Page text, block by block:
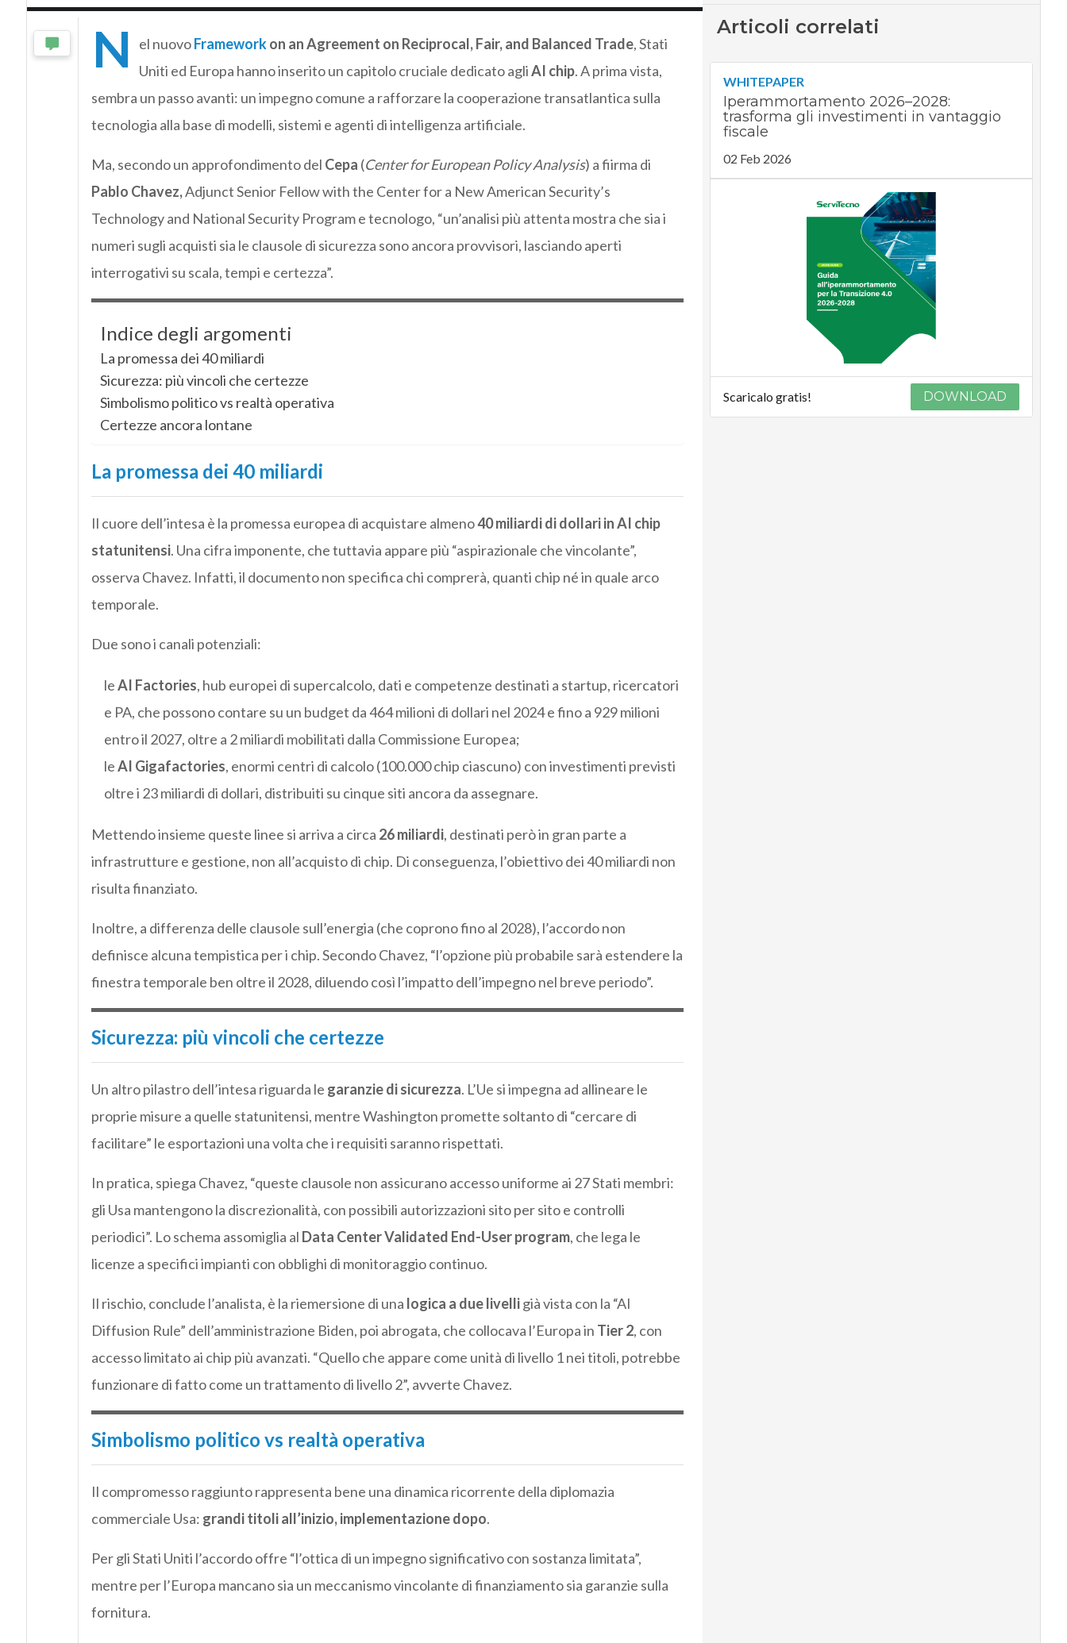
N el nuovoFrameworkon an Agreement on Reciprocal, Fair, and Balanced Trade, Stati
Uniti ed Europa hanno inserito un capitolo cruciale dedicato agliAI chip. A prima vista,
sembra un passo avanti: un impegno comune a rafforzare la cooperazione transatlantica sulla
tecnologia alla base di modelli, sistemi e agenti di intelligenza artificiale.
Ma, secondo un approfondimento del Cepa (Center for European Policy Analysis) a fiirma di
Pablo Chavez,Adjunct Senior Fellow with the Center for a New American Security’s
Technology and National Security Program e tecnologo, “un’analisi più attenta mostra che sia i
numeri sugli acquisti sia le clausole di sicurezza sono ancora provvisori, lasciando aperti
interrogativi su scala, tempi e certezza”.
Indice degli argomenti
La promessa dei 40 miliardi
Sicurezza: più vincoli che certezze
Simbolismo politico vs realtà operativa
Certezze ancora lontane
La promessa dei 40 miliardi
Il cuore dell’intesa è la promessa europea di acquistare almeno40 miliardi di dollari in AI chip
statunitensi. Una cifra imponente, che tuttavia appare più “aspirazionale che vincolante”,
osserva Chavez. Infatti, il documento non specifica chi comprerà, quanti chip né in quale arco
temporale.
Due sono i canali potenziali:
leAI Factories, hub europei di supercalcolo, dati e competenze destinati a startup, ricercatori
e PA, che possono contare su un budget da 464 milioni di dollari nel 2024 e fino a 929 milioni
entro il 2027, oltre a 2 miliardi mobilitati dalla Commissione Europea;
leAI Gigafactories, enormi centri di calcolo (100.000 chip ciascuno) con investimenti previsti
oltre i 23 miliardi di dollari, distribuiti su cinque siti ancora da assegnare.
Mettendo insieme queste linee si arriva a circa 26 miliardi, destinati però in gran parte a
infrastrutture e gestione, non all’acquisto di chip. Di conseguenza, l’obiettivo dei 40 miliardi non
risulta finanziato.
Inoltre, a differenza delle clausole sull’energia (che coprono fino al 2028), l’accordo non
definisce alcuna tempistica per i chip. Secondo Chavez, “l’opzione più probabile sarà estendere la
finestra temporale ben oltre il 2028, diluendo così l’impatto dell’impegno nel breve periodo”.
Sicurezza: più vincoli che certezze
Un altro pilastro dell’intesa riguarda le garanzie di sicurezza. L’Ue si impegna ad allineare le
proprie misure a quelle statunitensi, mentre Washington promette soltanto di “cercare di
facilitare” le esportazioni una volta che i requisiti saranno rispettati.
In pratica, spiega Chavez, “queste clausole non assicurano accesso uniforme ai 27 Stati membri:
gli Usa mantengono la discrezionalità, con possibili autorizzazioni sito per sito e controlli
periodici”. Lo schema assomiglia al Data Center Validated End-User program, che lega le
licenze a specifici impianti con obblighi di monitoraggio continuo.
Il rischio, conclude l’analista, è la riemersione di una logica a due livelligià vista con la “AI
Diffusion Rule” dell’amministrazione Biden, poi abrogata, che collocava l’Europa in Tier 2, con
accesso limitato ai chip più avanzati. “Quello che appare come unità di livello 1 nei titoli, potrebbe
funzionare di fatto come un trattamento di livello 2”, avverte Chavez.
Simbolismo politico vs realtà operativa
Il compromesso raggiunto rappresenta bene una dinamica ricorrente della diplomazia
commerciale Usa: grandi titoli all’inizio, implementazione dopo.
Per gli Stati Uniti l’accordo offre “l’ottica di un impegno significativo con sostanza limitata”,
mentre per l’Europa mancano sia un meccanismo vincolante di finanziamento sia garanzie sulla
fornitura.
Articoli correlati
WHITEPAPER
Iperammortamento 2026–2028:
trasforma gli investimenti in vantaggio
fiscale
02 Feb 2026
Scaricalo gratis! DOWNLOAD